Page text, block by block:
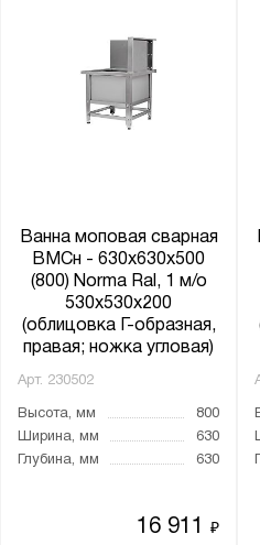
Ванна моповая сварная
ВМСн - 630x630x500
(800) Norma Ral, 1 м/о
530x530x200
(облицовка Г-образная,
правая; ножка угловая)
Арт. 230502
Высота, мм
800
Ширина, мм
630
Глубина, мм
630
16 911₽